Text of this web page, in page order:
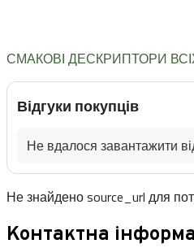
СМАКОВІ ДЕСКРИПТОРИ
Відгуки покупців
Не вдалося завантажити
Не знайдено source_url для
Контактна